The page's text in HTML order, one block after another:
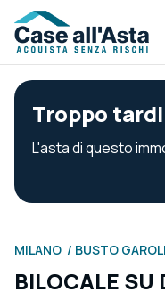
Troppo
L'asta di questo
MILANO BUSTO
BILOCALE SU